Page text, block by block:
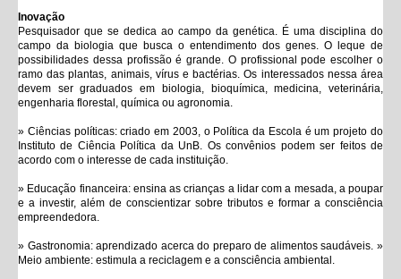
Inovação
Pesquisador que se dedica ao campo da genética. É uma disciplina do
campo da biologia que busca o entendimento dos genes. O leque de
possibilidades dessa profissão é grande. O profissional pode escolher o
ramo das plantas, animais, vírus e bactérias. Os interessados nessa área
devem ser graduados em biologia, bioquímica, medicina, veterinária,
engenharia florestal, química ou agronomia.
» Ciências políticas: criado em 2003, o Política da Escola é um projeto do
Instituto de Ciência Política da UnB. Os convênios podem ser feitos de
acordo com o interesse de cada instituição.
» Educação financeira: ensina as crianças a lidar com a mesada, a poupar
e a investir, além de conscientizar sobre tributos e formar a consciência
empreendedora.
» Gastronomia: aprendizado acerca do preparo de alimentos saudáveis. »
Meio ambiente: estimula a reciclagem e a consciência ambiental.